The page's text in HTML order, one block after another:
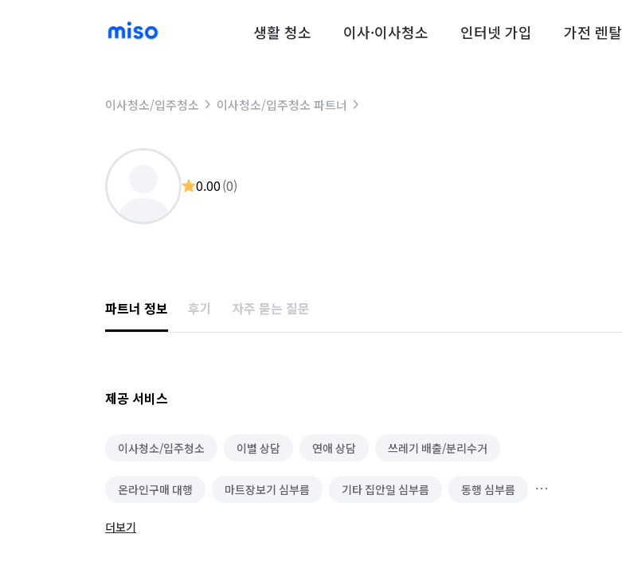
생활 청소 이사·이사청소 인터넷 가입 가전 렌탈
이사청소/입주청소 이사청소/입주청소 파트너
0.00(0)
파트너 정보 후기 자주 묻는 질문
제공 서비스
이사청소/입주청소 이별 상담 연애 상담 쓰레기 배출/분리수거
온라인구매 대행 마트장보기 심부름 기타 집안일 심부름 동행 심부름
아동/청소년 상담
더보기